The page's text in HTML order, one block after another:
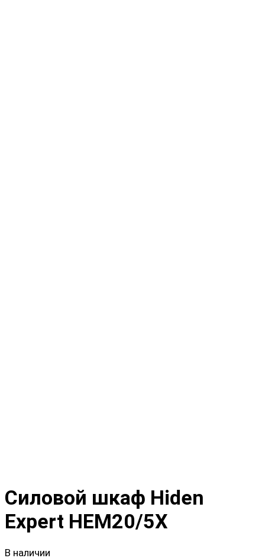
Силовой шкаф Hiden
Expert HEM20/5X
В наличии